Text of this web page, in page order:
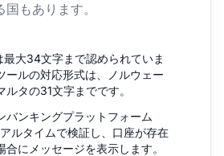
もあります。
最大34文字まで認められていま
ールの対応形式は、ノルウェー
ルタの31文字までです。
バンキングプラットフォーム
ルタイムで検証し、口座が存在
合にメッセージを表示します。